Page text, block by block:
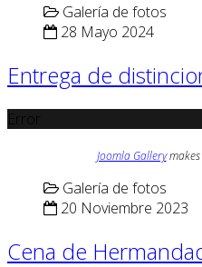
Galería de fotos
28 Mayo 2024
Entrega de
Joomla Gallerymakes
Galería de fotos
20 Noviembre 2023
Cena de